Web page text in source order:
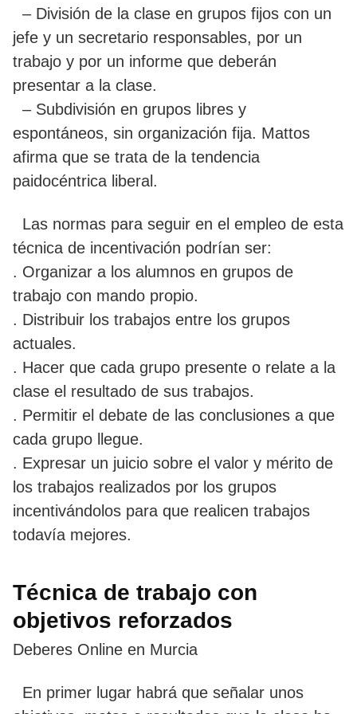
– División de la clase en grupos fijos con un
jefe y un secretario responsables, por un
trabajo y por un informe que deberán
presentar a la clase.
– Subdivisión en grupos libres y
espontáneos, sin organización fija. Mattos
afirma que se trata de la tendencia
paidocéntrica liberal.
Las normas para seguir en el empleo de esta
técnica de incentivación podrían ser:
. Organizar a los alumnos en grupos de
trabajo con mando propio.
. Distribuir los trabajos entre los grupos
actuales.
. Hacer que cada grupo presente o relate a la
clase el resultado de sus trabajos.
. Permitir el debate de las conclusiones a que
cada grupo llegue.
. Expresar un juicio sobre el valor y mérito de
los trabajos realizados por los grupos
incentivándolos para que realicen trabajos
todavía mejores.
Técnica de trabajo con
objetivos reforzados
Deberes Online en Murcia
En primer lugar habrá que señalar unos